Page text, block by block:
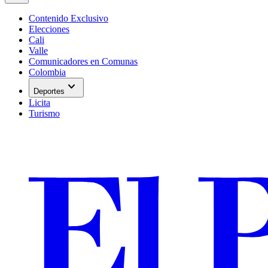
Contenido Exclusivo
Elecciones
Cali
Valle
Comunicadores en Comunas
Colombia
Deportes expand_more
Licita
Turismo